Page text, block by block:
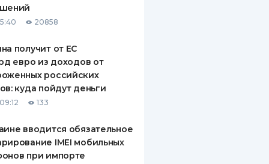
ПО
ПОЛИСЫ
КОМПАНИИ
О СТРАХОВЫХ
20858
получит от ЕС
евро из доходов от
российских
куда пойдут деньги
133
вводится обязательное
IMEI мобильных
при импорте